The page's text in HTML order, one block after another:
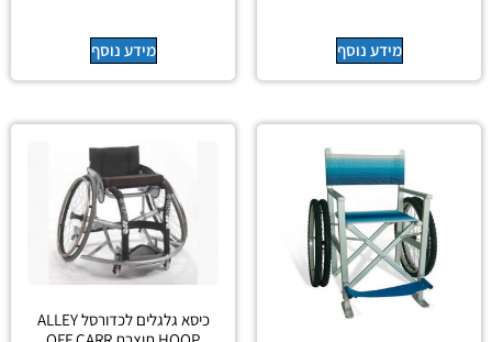
מידע נוסף מידע נוסף
כיסא גלגלים לכדורסל ALLEY